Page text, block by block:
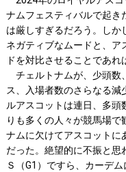
ナムフェスティバルで起き
は厳しすぎるだろう。しか
ネガティブなムードと、ア
ドを対比させることであれ
チェルトナムが、少頭数
ス、入場者数のさらなる減
ルアスコットは連日、多頭
りも多くの人々が競馬場で
ナムに欠けてアスコットに
だった。絶望的に不振と思
Ｓ（G1）ですら、カーデ